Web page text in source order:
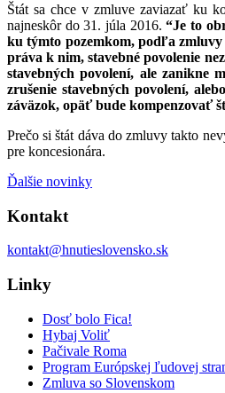
Štát sa chce v zmluve zaviazať ku
najneskôr do 31. júla 2016.“Je to
ku týmto pozemkom, podľa zmluvy
práva k nim, stavebné povolenie
stavebných povolení, ale zanikne
zrušenie stavebných povolení,
záväzok, opäť bude kompenzovať
Prečo si štát dáva do zmluvy takto
pre koncesionára.
Ďalšie novinky
Kontakt
kontakt@hnutieslovensko.sk
Linky
Dosť bolo Fica!
Hybaj Voliť
Pačivale Roma
Program Európskej ľudovej
Zmluva so Slovenskom